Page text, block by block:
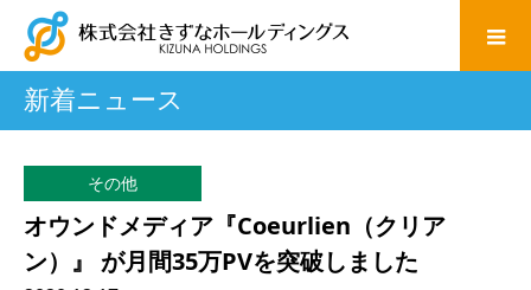
新着ニュース
その他
オウンドメディア『Coeurlien（クリア
ン）』 が月間35万PVを突破しました